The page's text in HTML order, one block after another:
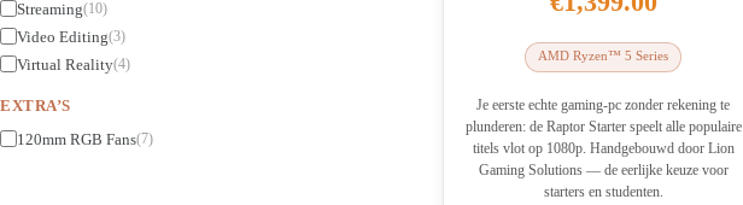
AMD Ryzen™ 5 Series
Je eerste echte gaming-pc zonder rekening te
plunderen: de Raptor Starter speelt alle populaire
titels vlot op 1080p. Handgebouwd door Lion
Gaming Solutions — de eerlijke keuze voor
starters en studenten.
Streaming(10)
Video Editing(3)
Virtual Reality(4)
EXTRA’S
120mm RGB Fans(7)